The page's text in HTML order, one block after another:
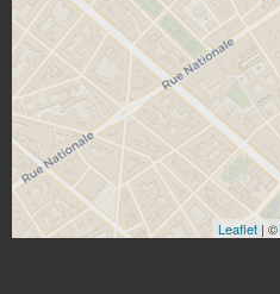
Leaflet | ©